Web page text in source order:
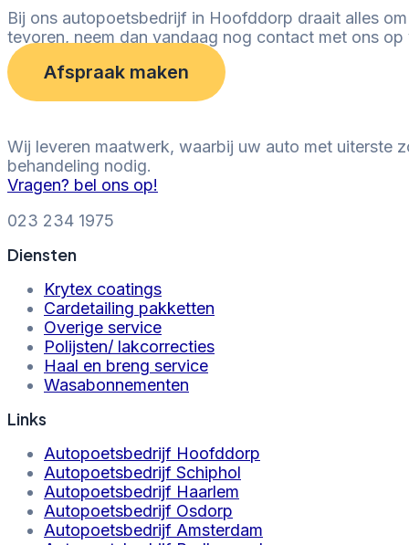
Bij ons autopoetsbedrijf in Hoofddorp draait alles
tevoren, neem dan vandaag nog contact met ons
Afspraak maken
Wij leveren maatwerk, waarbij uw auto met uiterste
behandeling nodig.
Vragen? bel ons op!
‎023 234 1975
Diensten
Krytex coatings
Cardetailing pakketten
Overige service
Polijsten/ lakcorrecties
Haal en breng service
Wasabonnementen
Links
Autopoetsbedrijf Hoofddorp
Autopoetsbedrijf Schiphol
Autopoetsbedrijf Haarlem
Autopoetsbedrijf Osdorp
Autopoetsbedrijf Amsterdam